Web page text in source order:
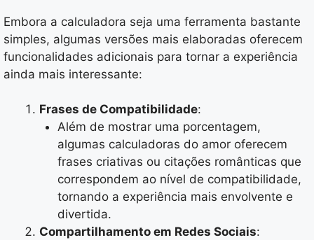
Embora a calculadora seja uma ferramenta bastante
simples, algumas versões mais elaboradas oferecem
funcionalidades adicionais para tornar a experiência
ainda mais interessante:
Frases de Compatibilidade:
Além de mostrar uma porcentagem,
algumas calculadoras do amor oferecem
frases criativas ou citações românticas que
correspondem ao nível de compatibilidade,
tornando a experiência mais envolvente e
divertida.
Compartilhamento em Redes Sociais: